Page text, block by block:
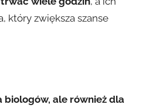
który zwiększa szanse
biologów, ale również dla